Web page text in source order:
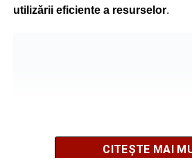
utilizării eficiente a resurselor.
CITEȘTE MAI